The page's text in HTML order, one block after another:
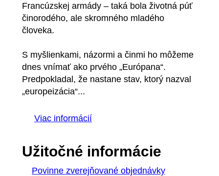
Francúzskej armády – taká bola životná púť
činorodého, ale skromného mladého
človeka.
S myšlienkami, názormi a činmi ho môžeme
dnes vnímať ako prvého „Európana“.
Predpokladal, že nastane stav, ktorý nazval
„europeizácia“...
Viac informácií
Užitočné informácie
Povinne zverejňované objednávky